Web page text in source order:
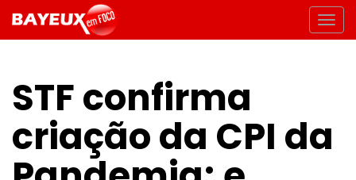
STF confirma
criação da CPI da